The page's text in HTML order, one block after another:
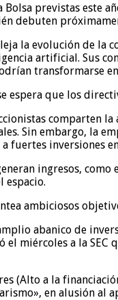
Bolsa previstas este
debuten
la evolución de
artificial. Sus
transformarse
espera que los
comparten
Sin embargo, la
fuertes inversiones
ingresos,
espacio.
ambiciosos
abanico de
miércoles a la
(Alto a la
en alusión al